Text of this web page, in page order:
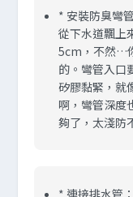
* 安裝防臭彎
從下水道飄上
5cm，不然…
的。彎管入口
矽膠黏緊，就
啊，彎管深
夠了，太淺防
* 連接排水管